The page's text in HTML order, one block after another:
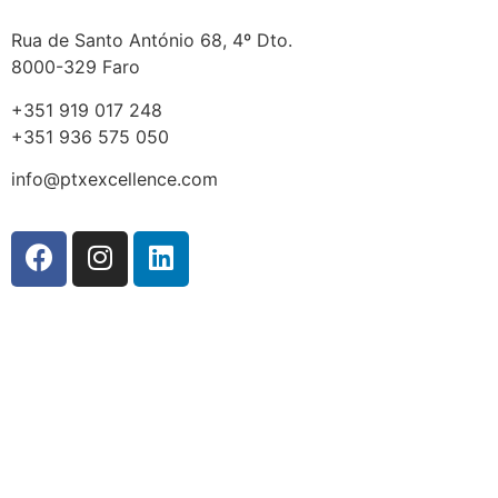
Rua de Santo António 68, 4º Dto.
8000-329 Faro
+351 919 017 248
+351 936 575 050
info@ptxexcellence.com